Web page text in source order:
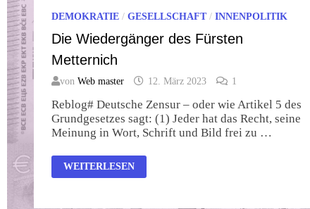
DEMOKRATIE/ GESELLSCHAFT/ INNENPOLITIK
Die Wiedergänger des Fürsten
Metternich
von Web master 12. März 2023 1
Reblog# Deutsche Zensur – oder wie Artikel 5 des
Grundgesetzes sagt: (1) Jeder hat das Recht, seine
Meinung in Wort, Schrift und Bild frei zu …
DIE
WIEDERGÄNGER
WEITERLESEN